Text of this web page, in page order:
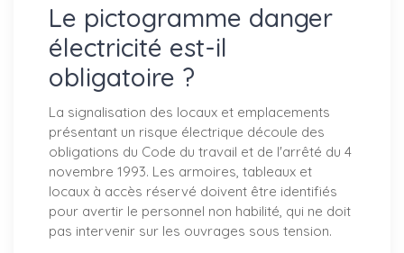
Le pictogramme danger
électricité est-il
obligatoire ?
La signalisation des locaux et emplacements
présentant un risque électrique découle des
obligations du Code du travail et de l'arrêté du 4
novembre 1993. Les armoires, tableaux et
locaux à accès réservé doivent être identifiés
pour avertir le personnel non habilité, qui ne doit
pas intervenir sur les ouvrages sous tension.